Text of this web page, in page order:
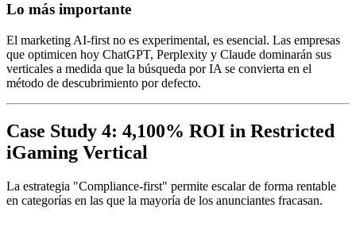
Lo más importante
El marketing AI-first no es experimental, es esencial. Las empresas
que optimicen hoy ChatGPT, Perplexity y Claude dominarán sus
verticales a medida que la búsqueda por IA se convierta en el
método de descubrimiento por defecto.
Case Study 4: 4,100% ROI in Restricted
iGaming Vertical
La estrategia "Compliance-first" permite escalar de forma rentable
en categorías en las que la mayoría de los anunciantes fracasan.